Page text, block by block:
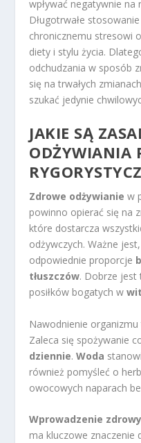
wpływać negatywnie na
Długotrwałe
chronicznemu stresowi
diety i stylu życia.
odchudzania w sposób
się na trwałych
szukać jedynie
JAKIE SĄ
ODŻYWIANIA
Zdrowe odżywianie w
powinno opierać się na
które dostarcza
odżywczych. Ważne
odpowiednie proporcje
tłuszczów. Dobrze jest
posiłków bogatych w
Nawodnienie
Zaleca się spożywanie
dziennie.Woda
również pomyśleć o
owocowych naparach
Wprowadzenie
ma kluczowe